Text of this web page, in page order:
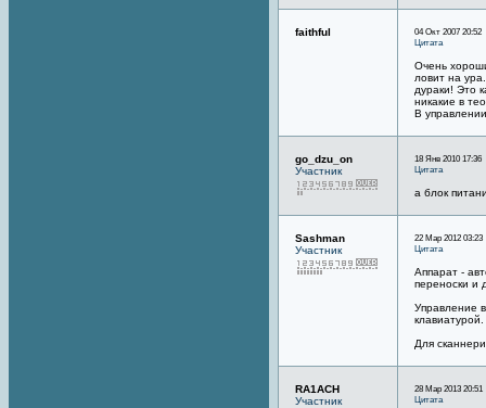
faithful
04 Окт 2007 20:52
Цитата
Очень
ловит на
дураки! Это
никакие в
В
go_dzu_on
Участник
18 Янв 2010 17:36
Цитата
а блок
Sashman
Участник
22 Мар 2012 03:23
Цитата
Аппарат -
переноски и
Управление
клавиатурой.
Для
RA1ACH
Участник
28 Мар 2013 20:51
Цитата